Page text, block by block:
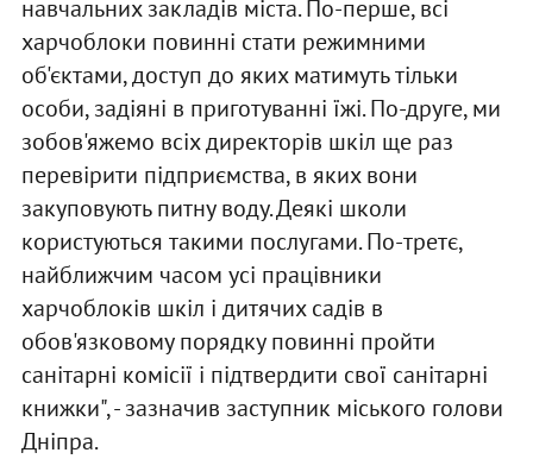
навчальних закладів міста. По-перше, всі
харчоблоки повинні стати режимними
об'єктами, доступ до яких матимуть тільки
особи, задіяні в приготуванні їжі. По-друге, ми
зобов'яжемо всіх директорів шкіл ще раз
перевірити підприємства, в яких вони
закуповують питну воду. Деякі школи
користуються такими послугами. По-третє,
найближчим часом усі працівники
харчоблоків шкіл і дитячих садів в
обов'язковому порядку повинні пройти
санітарні комісії і підтвердити свої санітарні
книжки", - зазначив заступник міського голови
Дніпра.